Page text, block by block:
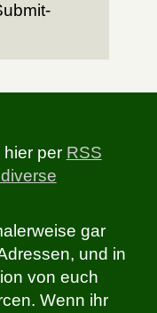
hier per RSS
gar
und in
von euch
Wenn ihr